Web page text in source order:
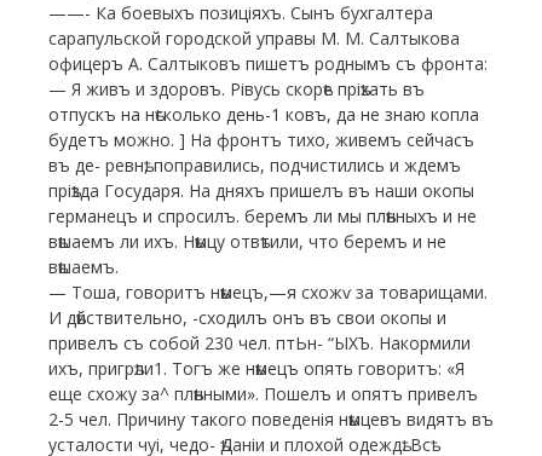
——- Ка боевыхъ позиціяхъ. Сынъ бухгалтера
сарапульской городской управы М. М. Салтыкова
офицеръ А. Салтыковъ пишетъ роднымъ съ фронта:
— Я живъ и здоровъ. Рівусь скорѣе пріѣхать въ
отпускъ на нѣсколько день-1 ковъ, да не знаю копла
будетъ можно. ] На фронтъ тихо, живемъ сейчасъ
въ де- ревнѣ, поправились, подчистились и ждемъ
пріѣзда Государя. На дняхъ пришелъ въ наши окопы
германецъ и спросилъ. беремъ ли мы плѣнныхъ и не
вѣшаемъ ли ихъ. Нѣмцу отвѣтили, что беремъ и не
вѣшаемъ.
— Тоша, говоритъ нѣмецъ,—я схожѵ за товарищами.
И дѣйствительно, -сходилъ онъ въ свои окопы и
привелъ съ собой 230 чел. птЬн- “ЫХЪ. Накормили
ихъ, пригрѣли1. Тогъ же нѣмецъ опять говоритъ: «Я
еще схожу за^ плѣнными». Пошелъ и опятъ привелъ
2-5 чел. Причину такого поведенія нѣмцевъ видятъ въ
усталости чуі, чедо- ѣДаніи и плохой одеждѣ. Всѣ